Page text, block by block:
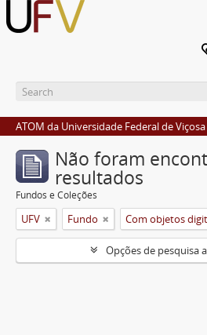
ATOM da Universidade Federal de Viçosa
Não foram
resultados
Fundos e Coleções
UFV Fundo Com objetos
Opções de pesquisa